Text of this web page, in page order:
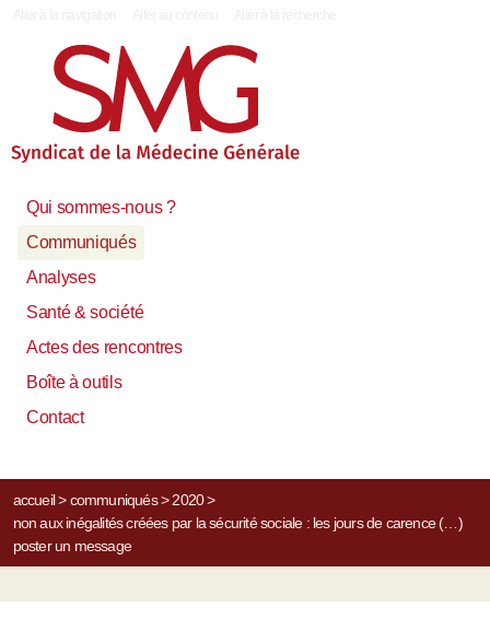
Qui sommes-nous ?
Communiqués
Analyses
Santé & société
Actes des rencontres
Boîte à outils
Contact
accueil> communiqués> 2020>
non aux inégalités créées par la sécurité sociale : les jours de carence (…)
poster un message